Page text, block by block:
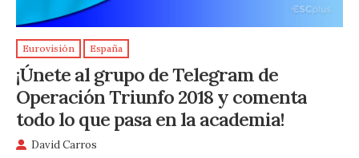
Eurovisión España
¡Únete al grupo de Telegram de
Operación Triunfo 2018 y comenta
todo lo que pasa en la academia!
David Carros